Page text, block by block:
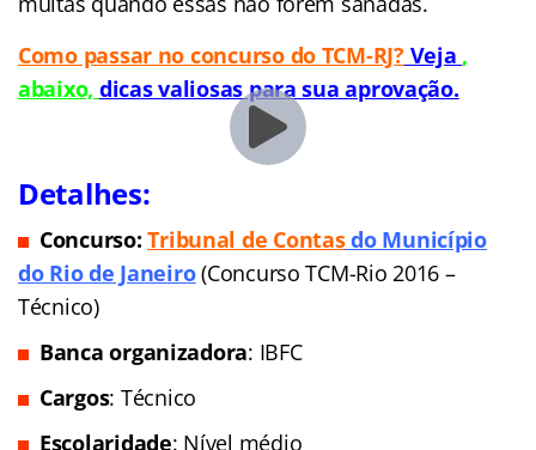
Como passar no concurso do TCM-RJ?Veja ,
abaixo, dicas valiosas para sua aprovação.
Detalhes:
Concurso:Tribunal de Contasdo Município
do Rio de Janeiro(Concurso TCM-Rio 2016 –
Técnico)
Banca organizadora: IBFC
Cargos: Técnico
Escolaridade: Nível médio